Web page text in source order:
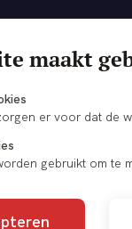
maakt
er voor dat de
gebruikt om te